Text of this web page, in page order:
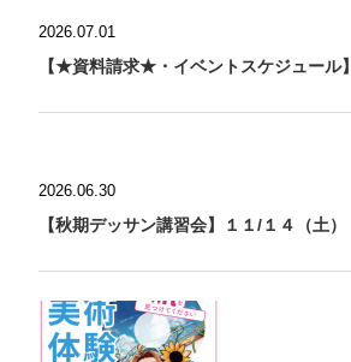
2026.07.01
【★資料請求★・イベントスケジュール】
2026.06.30
【秋期デッサン講習会】１１/１４（土）